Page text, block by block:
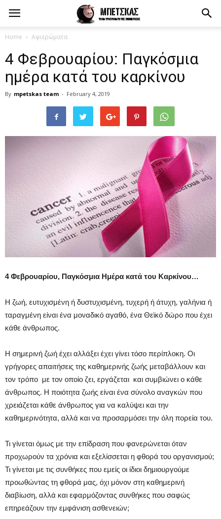
Home Αφιερώματα
4 Φεβρουαρίου: Παγκόσμια
ημέρα κατά του καρκίνου
By mpetskas team - February 4, 2019
4 Φεβρουαρίου, Παγκόσμια Ημέρα κατά του Καρκίνου…
Η ζωή, ευτυχισμένη ή δυστυχισμένη, τυχερή ή άτυχη, γαλήνια ή
ταραγμένη είναι ένα μοναδικό αγαθό, ένα Θεϊκό δώρο που έχει
κάθε άνθρωπος.
Η σημερινή ζωή έχει αλλάξει έχει γίνει τόσο περίπλοκη. Οι
γρήγορες απαιτήσεις της καθημερινής ζωής μεταβάλλουν και
τον τρόπο με τον οποίο ζει, εργάζεται και συμβιώνει ο κάθε
άνθρωπος. Η ποιότητα ζωής είναι ένα σύνολο αναγκών που
χρειάζεται κάθε άνθρωπος για να καλύψει και την
καθημερινότητα, αλλά και να προσαρμόσει την όλη πορεία του.
Τι γίνεται όμως με την επίδραση που φανερώνεται όταν
προχωρούν τα χρόνια και εξελίσσεται η φθορά του οργανισμού;
Τι γίνεται με τις συνθήκες που εμείς οι ίδιοι δημιουργούμε
προωθώντας τη φθορά μας, όχι μόνον στη καθημερινή
διαβίωση, αλλά και εφαρμόζοντας συνθήκες που σαφώς
επηρεάζουν την εμφάνιση ασθενειών;